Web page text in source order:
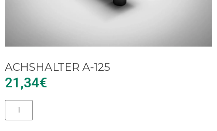
ACHSHALTER A-125
21,34€
Alternative: